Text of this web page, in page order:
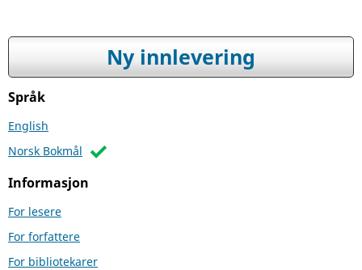
Ny innlevering
Språk
English
Norsk Bokmål
Informasjon
For lesere
For forfattere
For bibliotekarer